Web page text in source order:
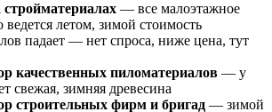
— все малоэтажное
ведется летом, зимой стоимость
падает — нет спроса, ниже цена, тут
качественных пиломатериалов — у
свежая, зимняя древесина
строительных фирм и бригад — зимой